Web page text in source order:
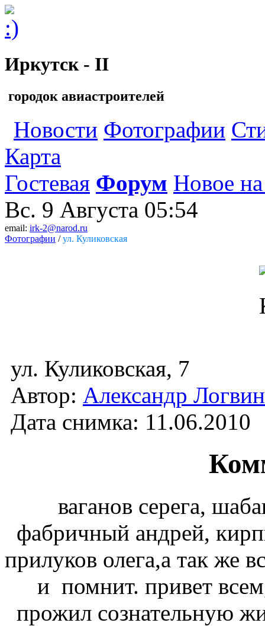
Иркутск - II
городок авиастроителей
Новости Фотографии
Карта
Гостевая Форум Новое на
Вс. 9 Августа 05:54
email: irk-2@narod.ru
Фотографии /ул. Куликовская
ул. Куликовская, 7
Автор: Александр
Дата снимка: 11.06.2010
ваганов серега,
фабричный андрей,
прилуков олега,а так же
и помнит. привет
прожил сознательную